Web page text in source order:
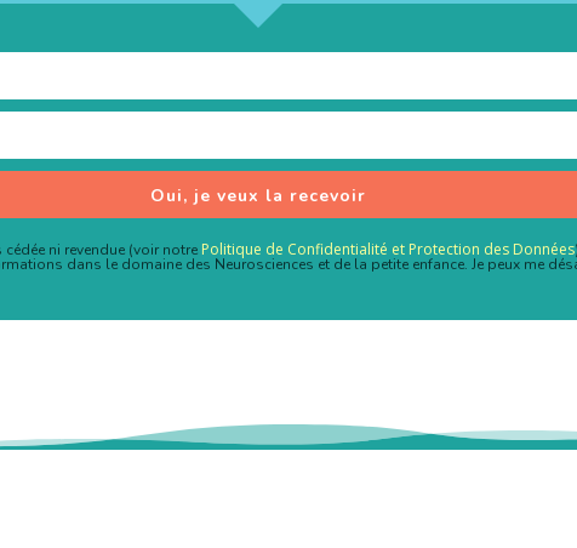
Oui, je veux la recevoir
ni revendue (voir notre Politique de Confidentialité et Protection des Données
dans le domaine des Neurosciences et de la petite enfance. Je peux me